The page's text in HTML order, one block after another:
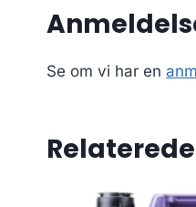
Se om vi har en